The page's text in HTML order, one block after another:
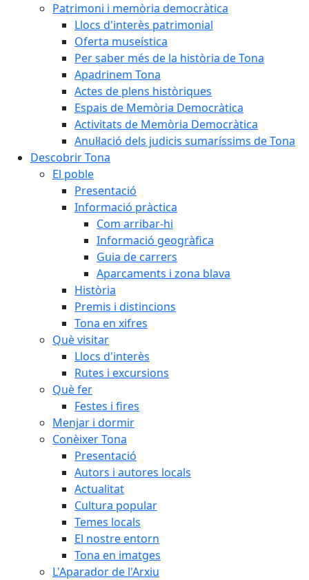
Patrimoni i memòria democràtica
Llocs d'interès patrimonial
Oferta museística
Per saber més de la història de Tona
Apadrinem Tona
Actes de plens històriques
Espais de Memòria Democràtica
Activitats de Memòria Democràtica
Anul·lació dels judicis sumaríssims de Tona
Descobrir Tona
El poble
Presentació
Informació pràctica
Com arribar-hi
Informació geogràfica
Guia de carrers
Aparcaments i zona blava
Història
Premis i distincions
Tona en xifres
Què visitar
Llocs d'interès
Rutes i excursions
Què fer
Festes i fires
Menjar i dormir
Conèixer Tona
Presentació
Autors i autores locals
Actualitat
Cultura popular
Temes locals
El nostre entorn
Tona en imatges
L'Aparador de l'Arxiu